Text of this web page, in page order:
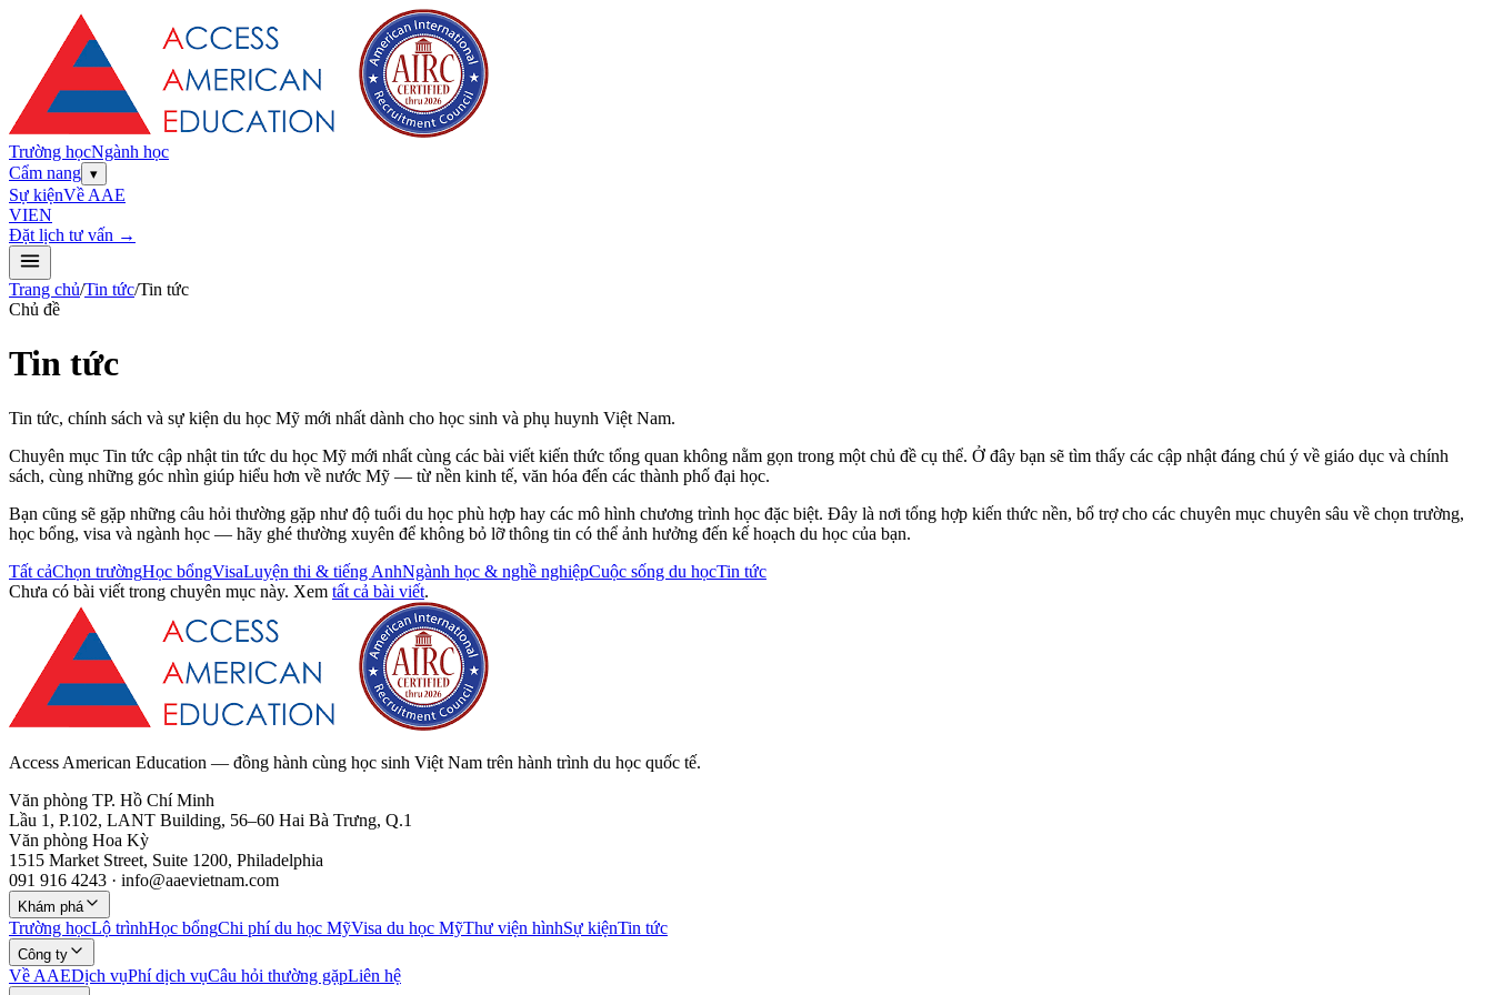
Trường họcNgành học
Cẩm nang ▾
Sự kiệnVề AAE
VIEN
Đặt lịch tư vấn →
Trang chủ/Tin tức/Tin tức
Chủ đề
Tin tức
Tin tức, chính sách và sự kiện du học Mỹ mới nhất dành cho học sinh và phụ huynh Việt Nam.
Chuyên mục Tin tức cập nhật tin tức du học Mỹ mới nhất cùng các bài viết kiến thức tổng quan không nằm gọn trong một chủ đề cụ thể. Ở đây bạn sẽ tìm thấy các cập nhật đáng chú ý về giáo dục và chính
sách, cùng những góc nhìn giúp hiểu hơn về nước Mỹ — từ nền kinh tế, văn hóa đến các thành phố đại học.
Bạn cũng sẽ gặp những câu hỏi thường gặp như độ tuổi du học phù hợp hay các mô hình chương trình học đặc biệt. Đây là nơi tổng hợp kiến thức nền, bổ trợ cho các chuyên mục chuyên sâu về chọn trường,
học bổng, visa và ngành học — hãy ghé thường xuyên để không bỏ lỡ thông tin có thể ảnh hưởng đến kế hoạch du học của bạn.
Tất cảChọn trườngHọc bổngVisaLuyện thi & tiếng AnhNgành học & nghề nghiệpCuộc sống du họcTin tức
Chưa có bài viết trong chuyên mục này. Xem tất cả bài viết.
Access American Education — đồng hành cùng học sinh Việt Nam trên hành trình du học quốc tế.
Văn phòng TP. Hồ Chí Minh
Lầu 1, P.102, LANT Building, 56–60 Hai Bà Trưng, Q.1
Văn phòng Hoa Kỳ
1515 Market Street, Suite 1200, Philadelphia
091 916 4243 · info@aaevietnam.com
Khám phá
Trường họcLộ trìnhHọc bổngChi phí du học MỹVisa du học MỹThư viện hìnhSự kiệnTin tức
Công ty
Về AAEDịch vụPhí dịch vụCâu hỏi thường gặpLiên hệ